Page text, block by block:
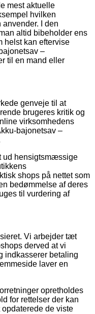
mest aktuelle
hvilken
I den
altid bibeholder ens
helst kan eftervise
–
til en mand eller
genveje til at
brugeres kritik og
virksomhedens
bajonetsav –
ud hensigtsmæssige
shops på nettet som
bedømmelse af deres
til vurdering af
Vi arbejder tæt
derved at vi
indkasserer betaling
laver en
opretholdes
for rettelser der kan
de viste